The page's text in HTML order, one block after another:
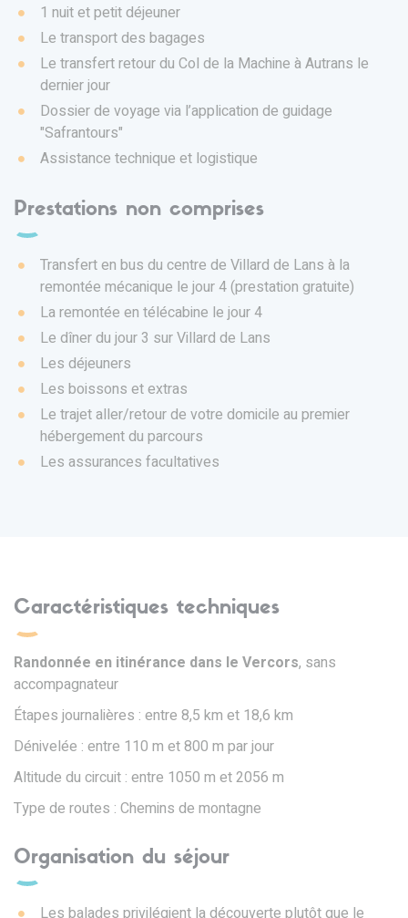
1 nuit et petit déjeuner
Le transport des bagages
Le transfert retour du Col de la Machine à Autrans le
dernier jour
Dossier de voyage via l’application de guidage
"Safrantours"
Assistance technique et logistique
Prestations non comprises
Transfert en bus du centre de Villard de Lans à la
remontée mécanique le jour 4 (prestation gratuite)
La remontée en télécabine le jour 4
Le dîner du jour 3 sur Villard de Lans
Les déjeuners
Les boissons et extras
Le trajet aller/retour de votre domicile au premier
hébergement du parcours
Les assurances facultatives
Caractéristiques techniques
Randonnée en itinérance dans le Vercors, sans
accompagnateur
Étapes journalières : entre 8,5 km et 18,6 km
Dénivelée : entre 110 m et 800 m par jour
Altitude du circuit : entre 1050 m et 2056 m
Type de routes : Chemins de montagne
Organisation du séjour
Les balades privilégient la découverte plutôt que le